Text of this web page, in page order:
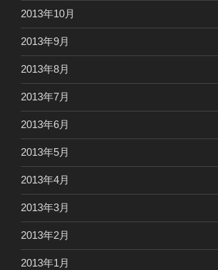
2013年10月
2013年9月
2013年8月
2013年7月
2013年6月
2013年5月
2013年4月
2013年3月
2013年2月
2013年1月